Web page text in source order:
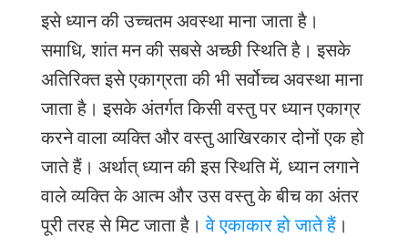
इसे ध्यान की उच्चतम अवस्था माना जाता है।
समाधि, शांत मन की सबसे अच्छी स्थिति है। इसके
अतिरिक्त इसे एकाग्रता की भी सर्वोच्च अवस्था माना
जाता है। इसके अंतर्गत किसी वस्तु पर ध्यान एकाग्र
करने वाला व्यक्ति और वस्तु आखिरकार दोनों एक हो
जाते हैं। अर्थात् ध्यान की इस स्थिति में,ध्यान लगाने
वाले व्यक्ति के आत्म और उस वस्तु के बीच का अंतर
पूरी तरह से मिट जाता है।वे एकाकार हो जाते हैं।